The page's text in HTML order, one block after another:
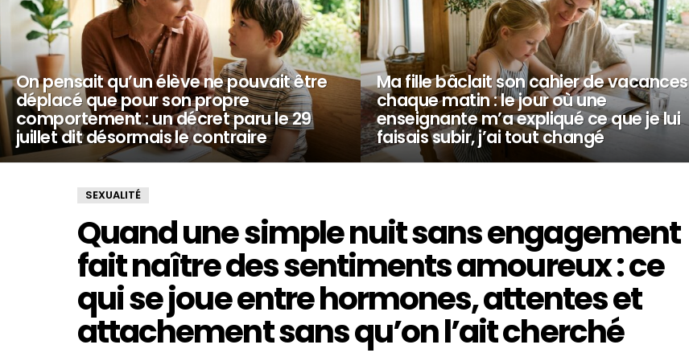
On pensait qu’un élève ne pouvait être
déplacé que pour son propre
comportement : un décret paru le 29
juillet dit désormais le contraire
Ma fille bâclait son cahier de vacances
chaque matin : le jour où une
enseignante m’a expliqué ce que je lui
faisais subir, j’ai tout changé
SEXUALITÉ
Quand une simple nuit sans engagement
fait naître des sentiments amoureux : ce
qui se joue entre hormones, attentes et
attachement sans qu’on l’ait cherché